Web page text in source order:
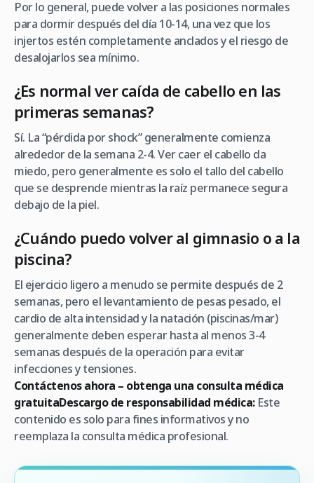
Por lo general, puede volver a las posiciones normales
para dormir después del día 10-14, una vez que los
injertos estén completamente anclados y el riesgo de
desalojarlos sea mínimo.
¿Es normal ver caída de cabello en las
primeras semanas?
Sí. La “pérdida por shock” generalmente comienza
alrededor de la semana 2-4. Ver caer el cabello da
miedo, pero generalmente es solo el tallo del cabello
que se desprende mientras la raíz permanece segura
debajo de la piel.
¿Cuándo puedo volver al gimnasio o a la
piscina?
El ejercicio ligero a menudo se permite después de 2
semanas, pero el levantamiento de pesas pesado, el
cardio de alta intensidad y la natación (piscinas/mar)
generalmente deben esperar hasta al menos 3-4
semanas después de la operación para evitar
infecciones y tensiones.
Contáctenos ahora – obtenga una consulta médica
gratuitaDescargo de responsabilidad médica:Este
contenido es solo para fines informativos y no
reemplaza la consulta médica profesional.